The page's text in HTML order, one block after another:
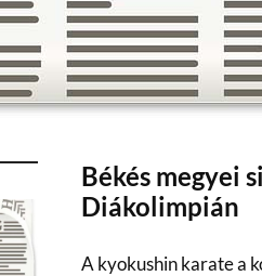
Békés megyei
Diákolimpián
A kyokushin karate a